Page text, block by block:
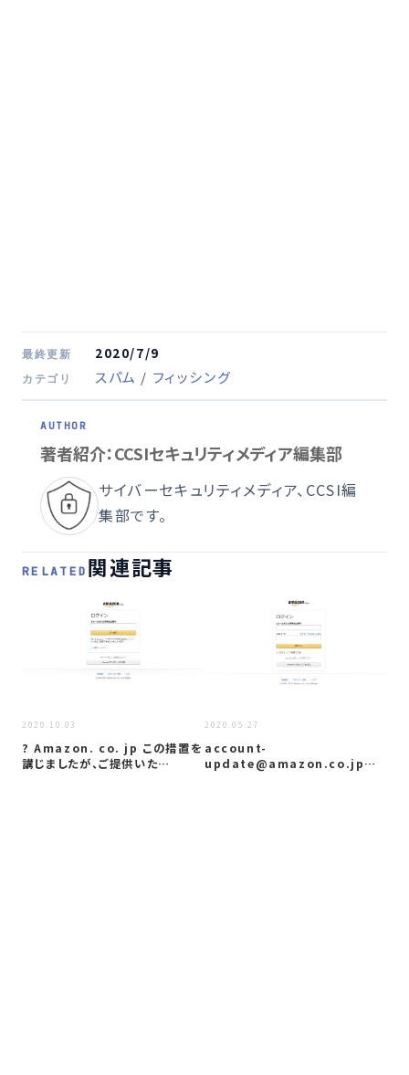
最終更新 2020/7/9
カテゴリ スパム / フィッシング
著者紹介：CCSIセキュリティメディア編集部
サイバーセキュリティメディア、CCSI編
集部です。
RELATED 関連記事
2020.10.03
? Amazon. co. jp この措置を
講じましたが、ご提供いた…
2020.05.27
account-
update@amazon.co.jpと